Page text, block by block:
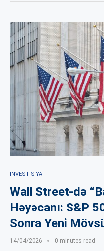
İNVESTISIYA
Wall Street-də
Həyəcanı: S&P
Sonra Yeni
14/04/2026 0 minutes read